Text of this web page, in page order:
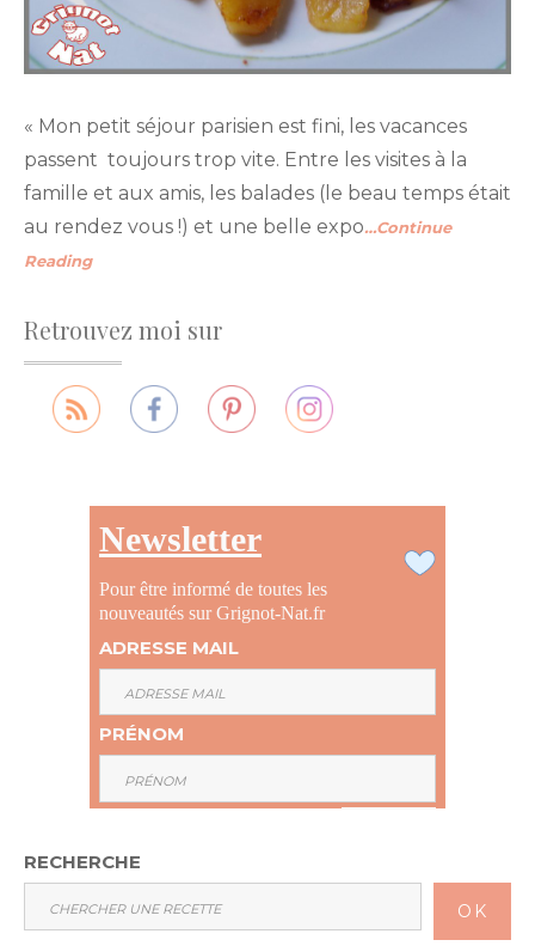
« Mon petit séjour parisien est fini, les vacances
passent toujours trop vite. Entre les visites à la
famille et aux amis, les balades (le beau temps était
au rendez vous !) et une belle expo…Continue
Reading
Retrouvez moi sur
Newsletter
Pour être informé de toutes les
nouveautés sur Grignot-Nat.fr
ADRESSE MAIL
PRÉNOM
RECHERCHE
OK